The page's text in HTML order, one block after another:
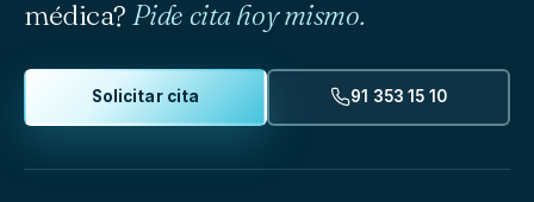
médica? Pide cita hoy mismo.
Solicitar cita 91 353 15 10